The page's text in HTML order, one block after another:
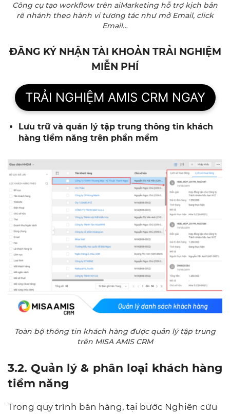
Công cụ tạo workflow trên aiMarketing hỗ trợ kịch bản
rẽ nhánh theo hành vi tương tác như mở Email, click
Email…
ĐĂNG KÝ NHẬN TÀI KHOẢN TRẢI NGHIỆM
MIỄN PHÍ
TRẢI NGHIỆM AMIS CRM NGAY
Lưu trữ và quản lý tập trung thông tin khách
hàng tiềm năng trên phần mềm
Toàn bộ thông tin khách hàng được quản lý tập trung
trên MISA AMIS CRM
3.2. Quản lý & phân loại khách hàng
tiềm năng
Trong quy trình bán hàng, tại bước Nghiên cứu